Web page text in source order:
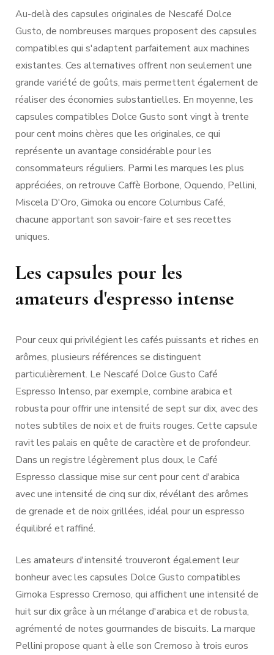
Au-delà des capsules originales de Nescafé Dolce
Gusto, de nombreuses marques proposent des capsules
compatibles qui s'adaptent parfaitement aux machines
existantes. Ces alternatives offrent non seulement une
grande variété de goûts, mais permettent également de
réaliser des économies substantielles. En moyenne, les
capsules compatibles Dolce Gusto sont vingt à trente
pour cent moins chères que les originales, ce qui
représente un avantage considérable pour les
consommateurs réguliers. Parmi les marques les plus
appréciées, on retrouve Caffè Borbone, Oquendo, Pellini,
Miscela D'Oro, Gimoka ou encore Columbus Café,
chacune apportant son savoir-faire et ses recettes
uniques.
Les capsules pour les
amateurs d'espresso intense
Pour ceux qui privilégient les cafés puissants et riches en
arômes, plusieurs références se distinguent
particulièrement. Le Nescafé Dolce Gusto Café
Espresso Intenso, par exemple, combine arabica et
robusta pour offrir une intensité de sept sur dix, avec des
notes subtiles de noix et de fruits rouges. Cette capsule
ravit les palais en quête de caractère et de profondeur.
Dans un registre légèrement plus doux, le Café
Espresso classique mise sur cent pour cent d'arabica
avec une intensité de cinq sur dix, révélant des arômes
de grenade et de noix grillées, idéal pour un espresso
équilibré et raffiné.
Les amateurs d'intensité trouveront également leur
bonheur avec les capsules Dolce Gusto compatibles
Gimoka Espresso Cremoso, qui affichent une intensité de
huit sur dix grâce à un mélange d'arabica et de robusta,
agrémenté de notes gourmandes de biscuits. La marque
Pellini propose quant à elle son Cremoso à trois euros